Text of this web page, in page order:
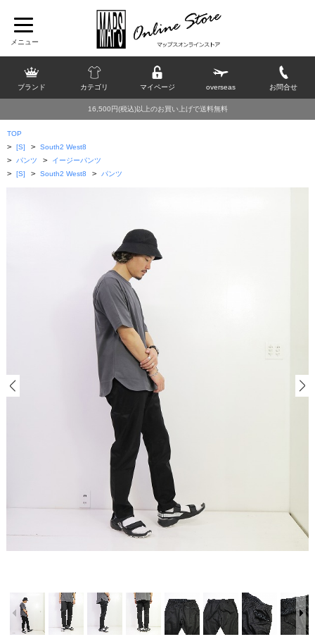
ブランド カテゴリ マイページ overseas お問合せ
16,500円(税込)以上のお買い上げで送料無料
TOP
> [S] > South2 West8
> パンツ > イージーパンツ
> [S] > South2 West8 > パンツ